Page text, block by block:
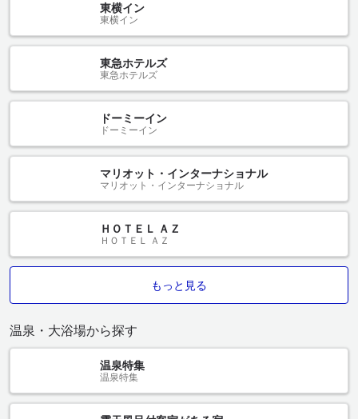
東横イン
東横イン
東急ホテルズ
東急ホテルズ
ドーミーイン
ドーミーイン
マリオット・インターナショナル
マリオット・インターナショナル
ＨＯＴＥＬ ＡＺ
ＨＯＴＥＬ ＡＺ
もっと見る
温泉・大浴場から探す
温泉特集
温泉特集